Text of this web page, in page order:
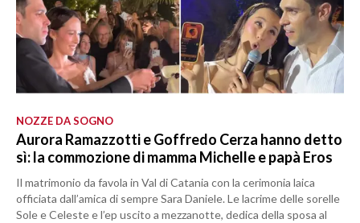
NOZZE DA SOGNO
Aurora Ramazzotti e Goffredo Cerza hanno detto
sì: la commozione di mamma Michelle e papà Eros
Il matrimonio da favola in Val di Catania con la cerimonia laica
officiata dall’amica di sempre Sara Daniele. Le lacrime delle sorelle
Sole e Celeste e l’ep uscito a mezzanotte, dedica della sposa al